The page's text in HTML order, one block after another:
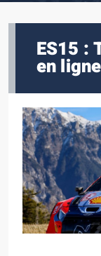
ES15 :
en